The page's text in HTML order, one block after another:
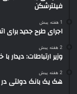
فیلترشکن
1 هفته پیش
اجرای طرح جدید برای
2 هفته پیش
وزیر ارتباطات:
2 هفته پیش
هک یک بانک دولتی